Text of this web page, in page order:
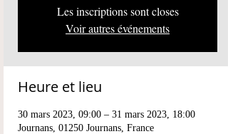
Les inscriptions sont closes
Voir autres événements
Heure et lieu
30 mars 2023, 09:00 – 31 mars 2023, 18:00
Journans, 01250 Journans, France